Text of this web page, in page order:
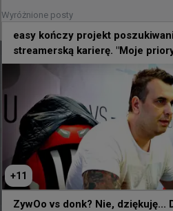
grę o EWC
Wyróżnione posty
easy kończy projekt
streamerską karierę. "Moje
innym miejscu"
+11
ZywOo vs donk? Nie, dziękuję...